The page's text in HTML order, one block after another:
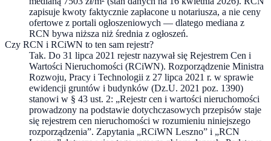
zapisuje kwoty faktycznie zapłacone u notariusza, a nie ceny
ofertowe z portali ogłoszeniowych — dlatego mediana z
RCN bywa niższa niż średnia z ogłoszeń.
Czy RCN i RCiWN to ten sam rejestr?
Tak. Do 31 lipca 2021 rejestr nazywał się Rejestrem Cen i
Wartości Nieruchomości (RCiWN). Rozporządzenie Ministra
Rozwoju, Pracy i Technologii z 27 lipca 2021 r. w sprawie
ewidencji gruntów i budynków (Dz.U. 2021 poz. 1390)
stanowi w § 43 ust. 2: „Rejestr cen i wartości nieruchomości
prowadzony na podstawie dotychczasowych przepisów staje
się rejestrem cen nieruchomości w rozumieniu niniejszego
rozporządzenia”. Zapytania „RCiWN Leszno” i „RCN